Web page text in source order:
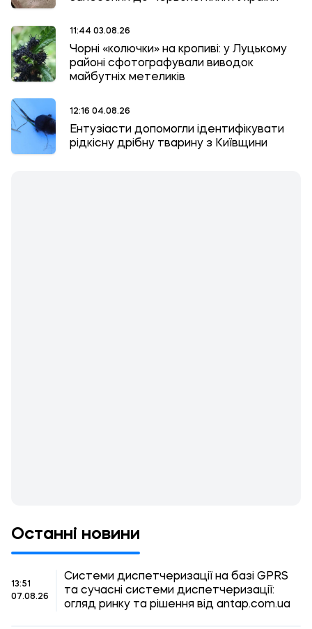
11:44 03.08.26
Чорні «колючки» на кропиві: у Луцькому
районі сфотографували виводок
майбутніх метеликів
12:16 04.08.26
Ентузіасти допомогли ідентифікувати
рідкісну дрібну тварину з Київщини
Останні новини
13:51
07.08.26
Системи диспетчеризації на базі GPRS
та сучасні системи диспетчеризації:
огляд ринку та рішення від antap.com.ua